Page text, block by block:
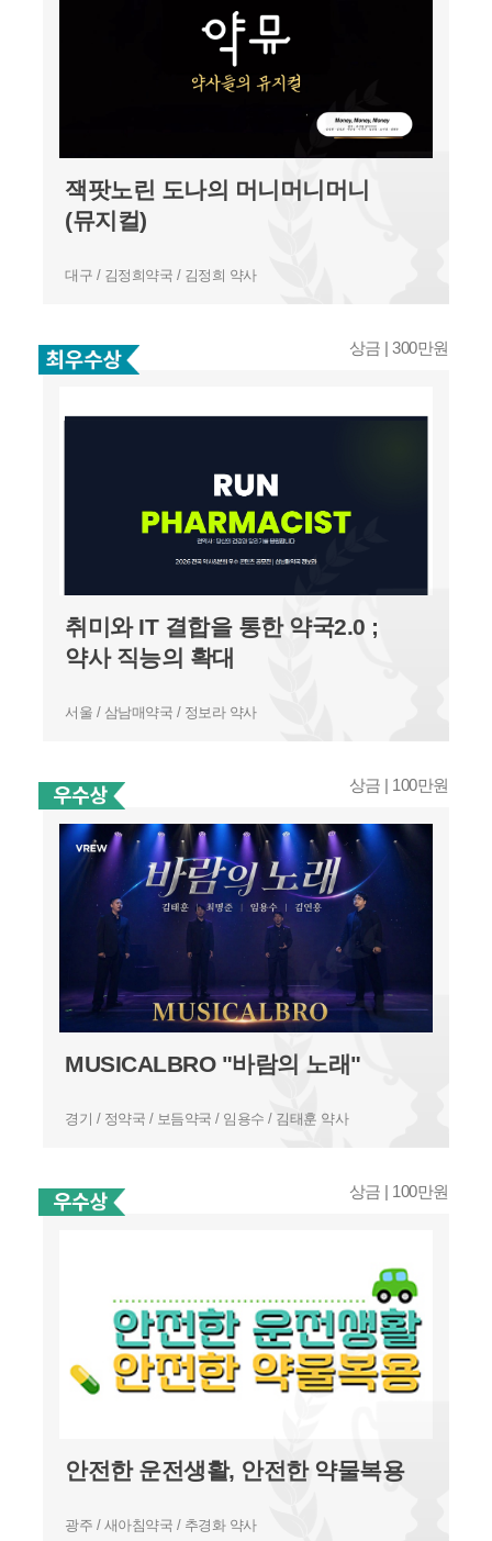
잭팟노린 도나의 머니머니머니
(뮤지컬)
대구 / 김정희약국 / 김정희 약사
취미와 IT 결합을 통한 약국2.0 ;
약사 직능의 확대
서울 / 삼남매약국 / 정보라 약사
상금 | 300만원
MUSICALBRO "바람의 노래"
경기 / 정약국 / 보듬약국 / 임용수 / 김태훈 약사
상금 | 100만원
안전한 운전생활, 안전한 약물복용
광주 / 새아침약국 / 추경화 약사
상금 | 100만원